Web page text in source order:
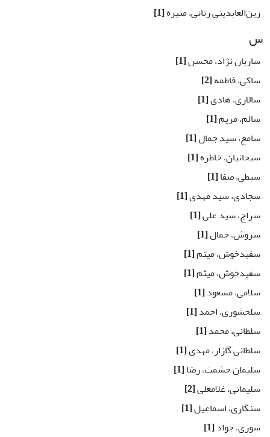
زین‌العابدینی ‌رنانی، منیره[1]
س
ساربان نژاد، محسن[1]
ساکی، فاطمه[2]
سالاری، هادی[1]
سالم، مریم[1]
سامع، سید جمال[1]
سبحانیان، خاطره[1]
سبطی، صفا[1]
سجادی، سید مهدی[1]
سراج، سید علی[1]
سروش، جمال[1]
سفیدخوش، میثم[1]
سفیدخوش، میثم[1]
سلامی، مسعود[1]
سلحشوری، احمد[1]
سلطانی، محمد[1]
سلطانی گازار، مهدی[1]
سلیمان حشمت، رضا[1]
سلیمانی، غلامعلی[2]
سنگاری، اسماعیل[1]
سوری، جواد[1]